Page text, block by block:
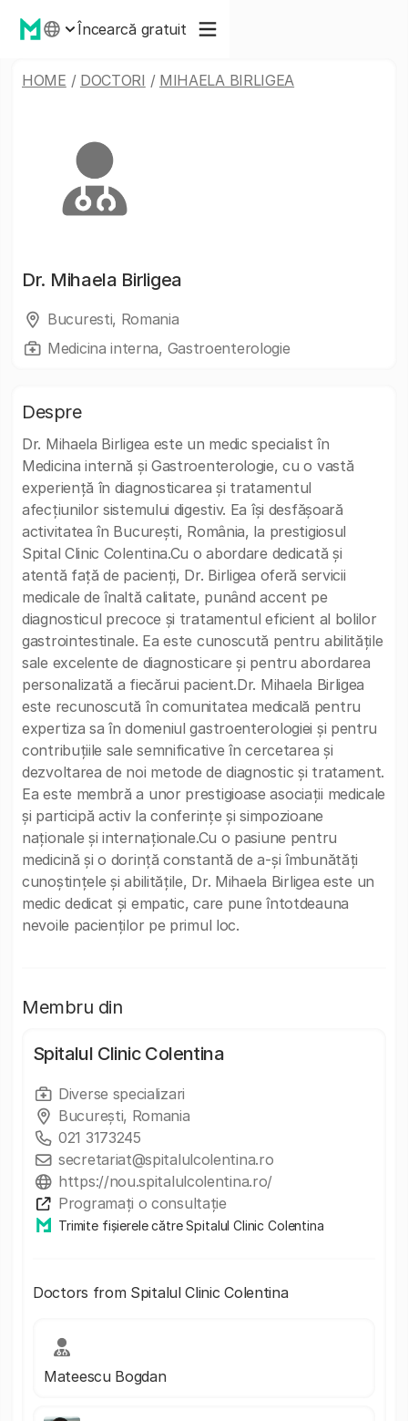
Încearcă gratuit
HOME / DOCTORI / MIHAELA BIRLIGEA
Dr. Mihaela Birligea
Bucuresti, Romania
Medicina interna, Gastroenterologie
Despre
Dr. Mihaela Birligea este un medic specialist în
Medicina internă și Gastroenterologie, cu o vastă
experiență în diagnosticarea și tratamentul
afecțiunilor sistemului digestiv. Ea își desfășoară
activitatea în București, România, la prestigiosul
Spital Clinic Colentina.Cu o abordare dedicată și
atentă față de pacienți, Dr. Birligea oferă servicii
medicale de înaltă calitate, punând accent pe
diagnosticul precoce și tratamentul eficient al bolilor
gastrointestinale. Ea este cunoscută pentru abilitățile
sale excelente de diagnosticare și pentru abordarea
personalizată a fiecărui pacient.Dr. Mihaela Birligea
este recunoscută în comunitatea medicală pentru
expertiza sa în domeniul gastroenterologiei și pentru
contribuțiile sale semnificative în cercetarea și
dezvoltarea de noi metode de diagnostic și tratament.
Ea este membră a unor prestigioase asociații medicale
și participă activ la conferințe și simpozioane
naționale și internaționale.Cu o pasiune pentru
medicină și o dorință constantă de a-și îmbunătăți
cunoștințele și abilitățile, Dr. Mihaela Birligea este un
medic dedicat și empatic, care pune întotdeauna
nevoile pacienților pe primul loc.
Membru din
Spitalul Clinic Colentina
Diverse specializari
București, Romania
021 3173245
secretariat@spitalulcolentina.ro
https://nou.spitalulcolentina.ro/
Programați o consultație
Trimite fișierele către Spitalul Clinic Colentina
Doctors from Spitalul Clinic Colentina
Mateescu Bogdan